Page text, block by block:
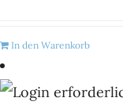
In den Warenkorb